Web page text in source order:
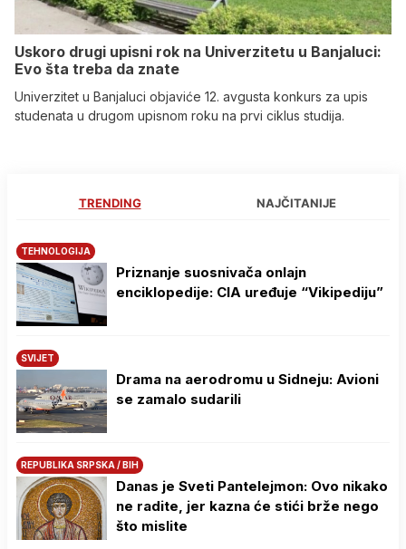
Uskoro drugi upisni rok na Univerzitetu u Banjaluci:
Evo šta treba da znate
Univerzitet u Banjaluci objaviće 12. avgusta konkurs za upis
studenata u drugom upisnom roku na prvi ciklus studija.
TRENDING NAJČITANIJE
TEHNOLOGIJA
Priznanje suosnivača onlajn
enciklopedije: CIA uređuje “Vikipediju”
SVIJET
Drama na aerodromu u Sidneju: Avioni
se zamalo sudarili
REPUBLIKA SRPSKA / BIH
Danas je Sveti Pantelejmon: Ovo nikako
ne radite, jer kazna će stići brže nego
što mislite